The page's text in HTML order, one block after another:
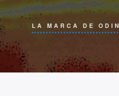
LA MARCA DE ODIN